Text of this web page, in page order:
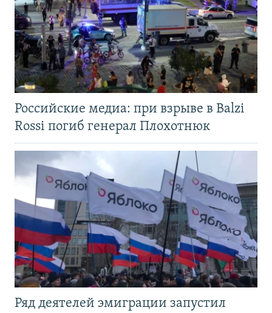
Российские медиа: при взрыве в Balzi
Rossi погиб генерал Плохотнюк
Ряд деятелей эмиграции запустил